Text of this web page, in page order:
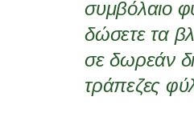
συμβόλαιο
δώσετε τα
σε δωρεάν
τράπεζες